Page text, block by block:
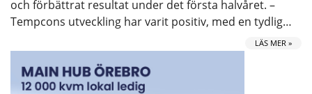
och förbättrat resultat under det första halvåret. –
Tempcons utveckling har varit positiv, med en tydlig…
LÄS MER »